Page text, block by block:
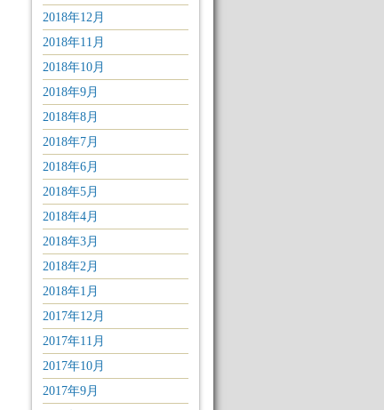
2018年12月
2018年11月
2018年10月
2018年9月
2018年8月
2018年7月
2018年6月
2018年5月
2018年4月
2018年3月
2018年2月
2018年1月
2017年12月
2017年11月
2017年10月
2017年9月